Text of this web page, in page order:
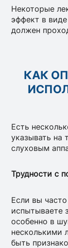
Некоторые
эффект в
должен
КАК
Есть
указывать на
слуховым
Трудности с
Если вы
испытываете
особенно в
несколькими
быть